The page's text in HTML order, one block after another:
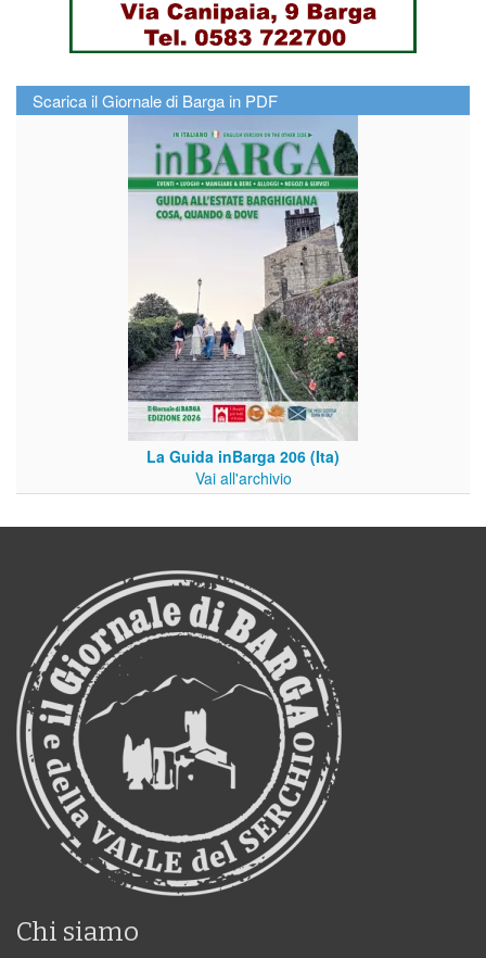
Scarica il Giornale di Barga in PDF
La Guida inBarga 206 (Ita)
Vai all'archivio
Chi siamo